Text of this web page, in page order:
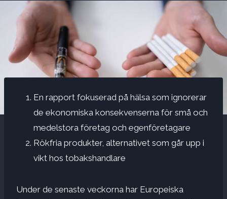
En rapport fokuserad på hälsa som ignorerar
de ekonomiska konsekvenserna för små och
medelstora företag och egenföretagare
Rökfria produkter, alternativet som går upp i
vikt hos tobakshandlare
Under de senaste veckorna har Europeiska